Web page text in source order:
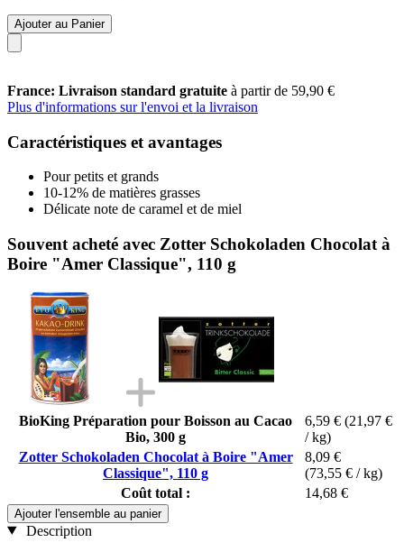
Ajouter au Panier
France: Livraison standard gratuite à partir de 59,90 €
Plus d'informations sur l'envoi et la livraison
Caractéristiques et avantages
Pour petits et grands
10-12% de matières grasses
Délicate note de caramel et de miel
Souvent acheté avec Zotter Schokoladen Chocolat à
Boire "Amer Classique", 110 g
BioKing Préparation pour Boisson au Cacao
Bio, 300 g
6,59 € (21,97 €
/ kg)
Zotter Schokoladen Chocolat à Boire "Amer
Classique", 110 g
8,09 €
(73,55 € / kg)
Coût total :
14,68 €
Ajouter l'ensemble au panier
Description